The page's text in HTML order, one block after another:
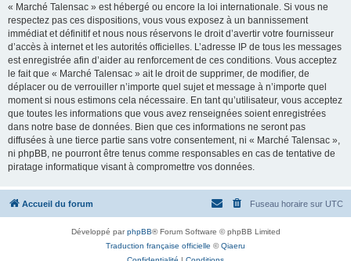
« Marché Talensac » est hébergé ou encore la loi internationale. Si vous ne
respectez pas ces dispositions, vous vous exposez à un bannissement
immédiat et définitif et nous nous réservons le droit d’avertir votre fournisseur
d’accès à internet et les autorités officielles. L’adresse IP de tous les messages
est enregistrée afin d’aider au renforcement de ces conditions. Vous acceptez
le fait que « Marché Talensac » ait le droit de supprimer, de modifier, de
déplacer ou de verrouiller n’importe quel sujet et message à n’importe quel
moment si nous estimons cela nécessaire. En tant qu’utilisateur, vous acceptez
que toutes les informations que vous avez renseignées soient enregistrées
dans notre base de données. Bien que ces informations ne seront pas
diffusées à une tierce partie sans votre consentement, ni « Marché Talensac »,
ni phpBB, ne pourront être tenus comme responsables en cas de tentative de
piratage informatique visant à compromettre vos données.
Accueil du forum Fuseau horaire sur UTC
Développé parphpBB® Forum Software © phpBB Limited
Traduction française officielle ©Qiaeru